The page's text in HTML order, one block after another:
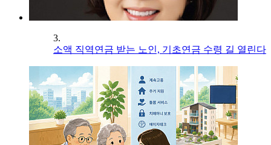
3.
소액 직역연금 받는 노인, 기초연금 수령 길 열린다